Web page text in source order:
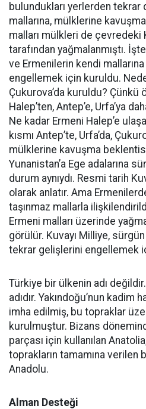
bulundukları yerlerden
mallarına, mülklerine
malları mülkleri de çevredeki
tarafından yağmalanmıştı.
ve Ermenilerin kendi mallarına
engellemek için kuruldu.
Çukurova’da kuruldu? Çünkü
Halep’ten, Antep’e, Urfa’ya
Ne kadar Ermeni Halep’e
kısmı Antep’te, Urfa’da,
mülklerine kavuşma
Yunanistan’a Ege adalarına
durum aynıydı. Resmi tarih
olarak anlatır. Ama
taşınmaz mallarla
Ermeni malları üzerinde
görülür. Kuvayı Milliye,
tekrar gelişlerini engellemek
Türkiye bir ülkenin adı
adıdır. Yakındoğu’nun kadim
imha edilmiş, bu topraklar
kurulmuştur. Bizans
parçası için kullanılan
toprakların tamamına verilen
Anadolu.
Alman Desteği